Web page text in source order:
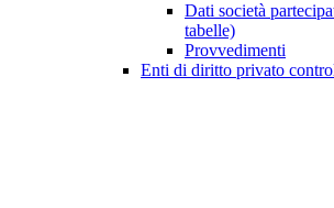
Dati società
tabelle)
Provvedimenti
Enti di diritto privato